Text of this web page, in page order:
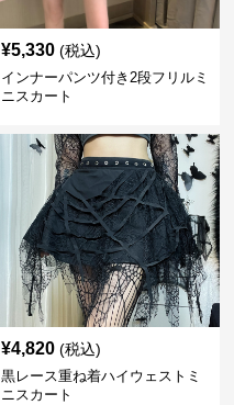
¥5,330 (税込)
インナーパンツ付き2段フリルミ
ニスカート
¥4,820 (税込)
黒レース重ね着ハイウェストミ
ニスカート